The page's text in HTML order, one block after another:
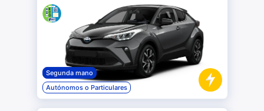
Segunda mano
Autónomos o Particulares